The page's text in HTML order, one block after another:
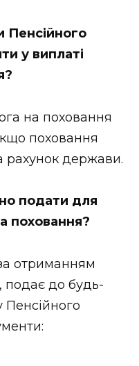
Пенсійного
у виплаті
на поховання
поховання
рахунок держави.
подати для
поховання?
отриманням
подає до будь-
Пенсійного